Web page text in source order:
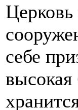
себе